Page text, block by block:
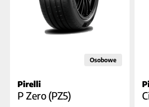
Osobowe
Pirelli
P Zero (PZ5)